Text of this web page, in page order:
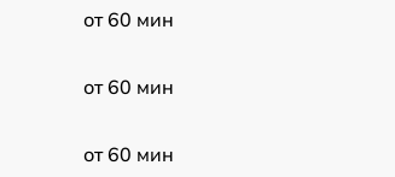
от 60 мин
от 60 мин
от 60 мин